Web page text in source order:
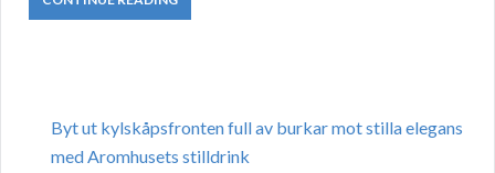
Byt ut kylskåpsfronten full av burkar mot stilla elegans
med Aromhusets stilldrink